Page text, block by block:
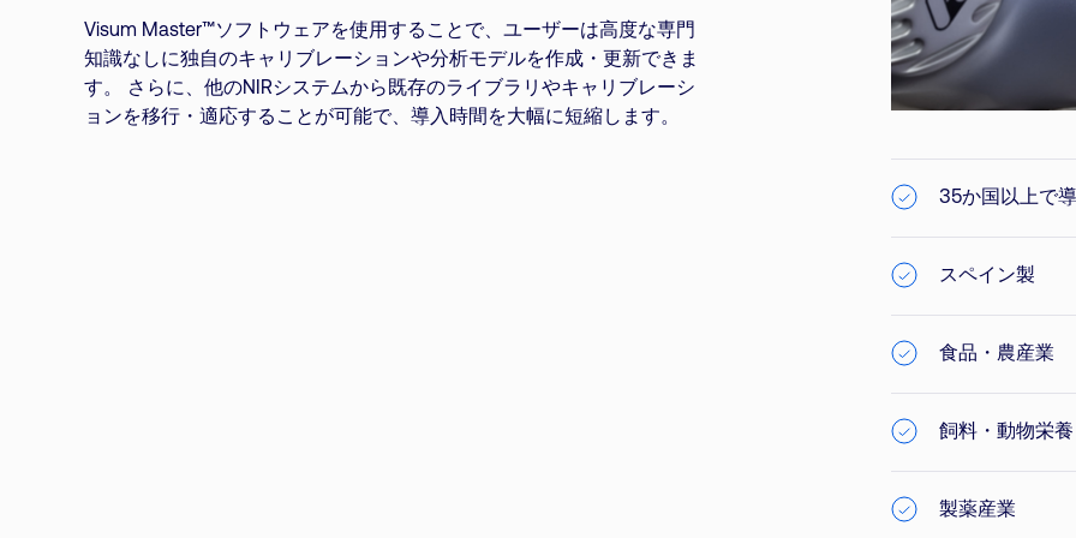
Visum Master™ソフトウェアを使用することで、ユーザーは高度な専門
知識なしに独自のキャリブレーションや分析モデルを作成・更新できま
す。 さらに、他のNIRシステムから既存のライブラリやキャリブレーシ
ョンを移行・適応することが可能で、導入時間を大幅に短縮します。
35か国以上で
スペイン製
食品・農産業
飼料・動物栄養
製薬産業